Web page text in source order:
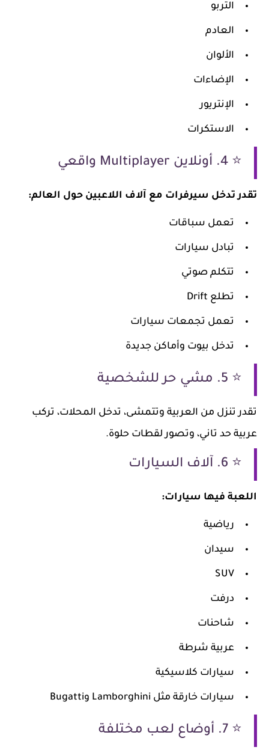
التربو
العادم
الألوان
الإضاءات
الإنتريور
الاستكرات
⭐ 4. أونلاين Multiplayer واقعي
تقدر تدخل سيرفرات مع آلاف اللاعبين حول العالم:
تعمل سباقات
تبادل سيارات
تتكلم صوتي
تطلع Drift
تعمل تجمعات سيارات
تدخل بيوت وأماكن جديدة
⭐ 5. مشي حر للشخصية
تقدر تنزل من العربية وتتمشى، تدخل المحلات، تركب
عربية حد تاني، وتصور لقطات حلوة.
⭐ 6. آلاف السيارات
اللعبة فيها سيارات:
رياضية
سيدان
SUV
درفت
شاحنات
عربية شرطة
سيارات كلاسيكية
سيارات خارقة مثل Lamborghini وBugatti
⭐ 7. أوضاع لعب مختلفة